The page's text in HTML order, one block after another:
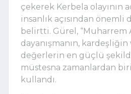
çekerek Kerbela olayının
insanlık açısından
belirtti. Gürel, “Muharrem
dayanışmanın, kardeşliğin
değerlerin en güçlü
müstesna zamanlardan
kullandı.